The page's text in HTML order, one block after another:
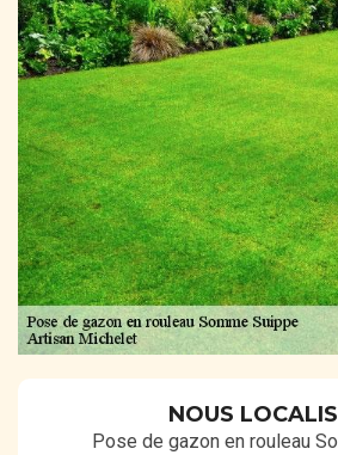
NOUS
Pose de gazon en rouleau